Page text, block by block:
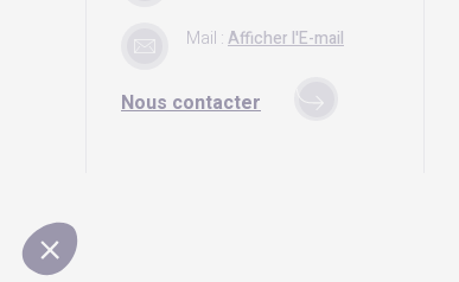
Mail :Afficher l'E-mail
Nous contacter